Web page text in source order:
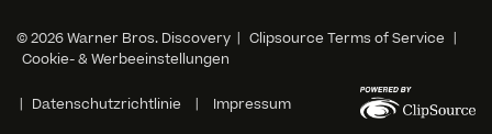
© 2026 Warner Bros. Discovery | Clipsource Terms of Service |
Cookie- & Werbeeinstellungen
| Datenschutzrichtlinie | Impressum